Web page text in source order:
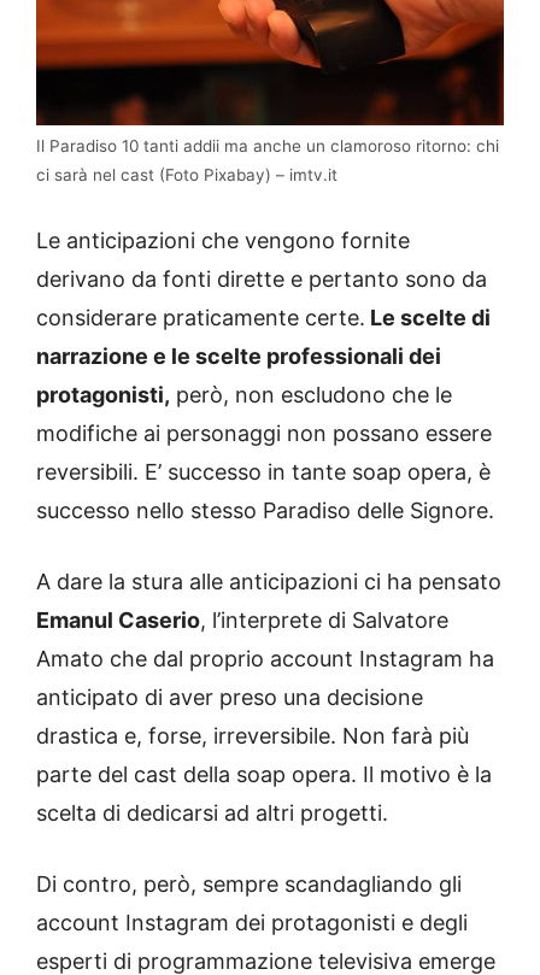
Il Paradiso 10 tanti addii ma anche un clamoroso ritorno: chi
ci sarà nel cast (Foto Pixabay) – imtv.it
Le anticipazioni che vengono fornite
derivano da fonti dirette e pertanto sono da
considerare praticamente certe. Le scelte di
narrazione e le scelte professionali dei
protagonisti, però, non escludono che le
modifiche ai personaggi non possano essere
reversibili. E’ successo in tante soap opera, è
successo nello stesso Paradiso delle Signore.
A dare la stura alle anticipazioni ci ha pensato
Emanul Caserio, l’interprete di Salvatore
Amato che dal proprio account Instagram ha
anticipato di aver preso una decisione
drastica e, forse, irreversibile. Non farà più
parte del cast della soap opera. Il motivo è la
scelta di dedicarsi ad altri progetti.
Di contro, però, sempre scandagliando gli
account Instagram dei protagonisti e degli
esperti di programmazione televisiva emerge